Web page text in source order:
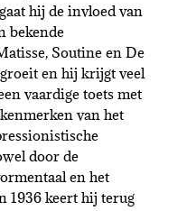
hij de invloed van
bekende
Soutine en De
en hij krijgt veel
vaardige toets met
van het
door de
en het
1936 keert hij terug